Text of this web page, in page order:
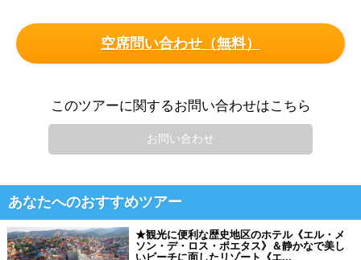
空席問い合わせ（無料）
このツアーに関するお問い合わせはこちら
お問い合わせ
あなたへのおすすめツアー
★観光に便利な歴史地区のホテル《エル・メ
ソン・デ・ロス・ポエタス》＆静かなで美し
いビーチに面したリゾート《エ...